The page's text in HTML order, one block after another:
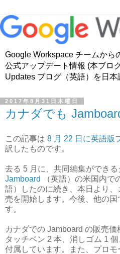
Google Workspace チームから
公式アップデート情報 (本ブロ
Updates ブログ（英語）を日
2017年8月31日木曜日
カナダでも
この記事は 8 月 22 日に英語版
訳したものです。
去る 5 月に、共同編集ができ
Jamboard
（英語）の米国内で
語）したのに続き、本日より
売を開始します。今後、他の国
す。
カナダでの Jamboard の販売価
タッチペン 2 本、消しゴム 1
付属しています。また、プロ